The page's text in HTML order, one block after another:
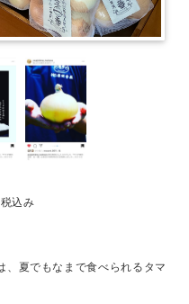
込み
、夏でもなまで食べられるタマ